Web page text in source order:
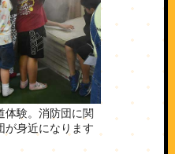
体験。消防団に関
が身近になります